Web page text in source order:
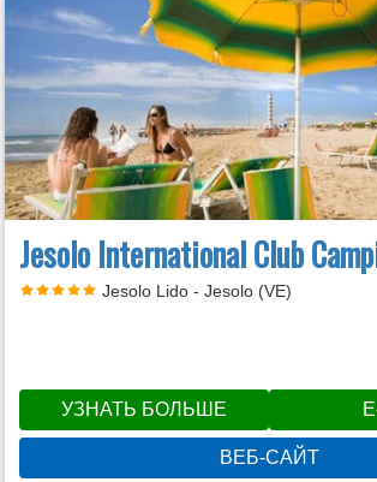
Jesolo International Club
Jesolo Lido - Jesolo (VE)
УЗНАТЬ БОЛЬШЕ
ВЕБ-САЙТ